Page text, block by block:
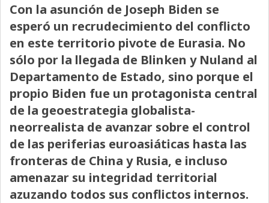
Con la asunción de Joseph Biden se
esperó un recrudecimiento del conflicto
en este territorio pivote de Eurasia. No
sólo por la llegada de Blinken y Nuland al
Departamento de Estado, sino porque el
propio Biden fue un protagonista central
de la geoestrategia globalista-
neorrealista de avanzar sobre el control
de las periferias euroasiáticas hasta las
fronteras de China y Rusia, e incluso
amenazar su integridad territorial
azuzando todos sus conflictos internos.